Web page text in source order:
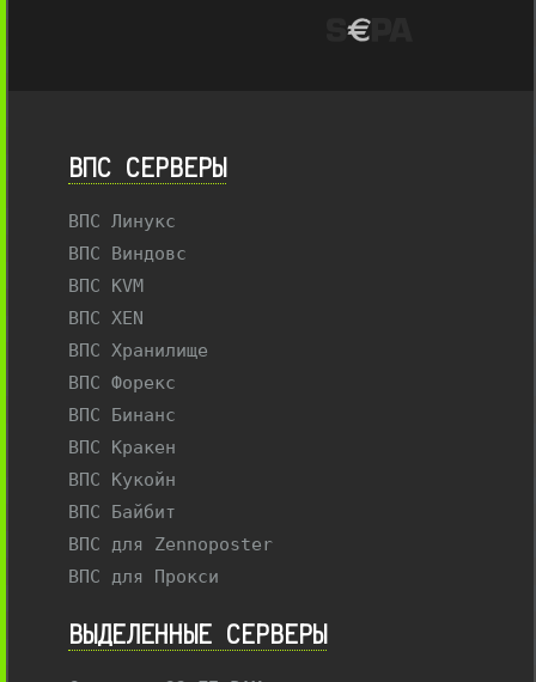
ВПС СЕРВЕРЫ
ВПС Линукс
ВПС Виндовс
ВПС KVM
ВПС XEN
ВПС Хранилище
ВПС Форекс
ВПС Бинанс
ВПС Кракен
ВПС Кукойн
ВПС Байбит
ВПС для Zennoposter
ВПС для Прокси
ВЫДЕЛЕННЫЕ CЕРВЕРЫ